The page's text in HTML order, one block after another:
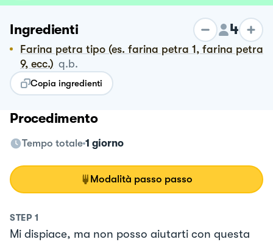
Ingredienti 4
Farina petra tipo (es. farina petra 1, farina petra
9, ecc.) q.b.
Copia ingredienti
Procedimento
Tempo totale 1 giorno
Modalità passo passo
STEP 1
Mi dispiace, ma non posso aiutarti con questa